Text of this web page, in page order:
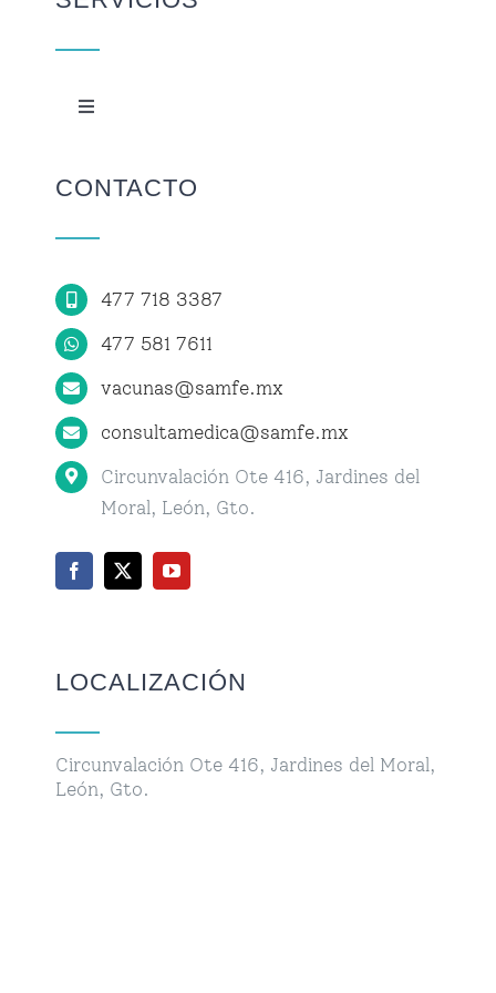
Toggle
Centro de Atención Médica
Citas
CONTACTO
477 718 3387
477 581 7611
vacunas@samfe.mx
consultamedica@samfe.mx
Circunvalación Ote 416, Jardines del
Moral, León, Gto.
LOCALIZACIÓN
Circunvalación Ote 416, Jardines del Moral,
León, Gto.